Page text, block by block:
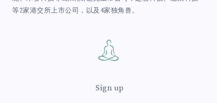
等2家港交所上市公司，以及4家独角兽。
Sign up